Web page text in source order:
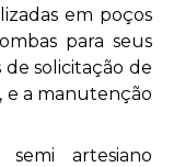
em poços
para seus
de solicitação de
e a manutenção
artesiano